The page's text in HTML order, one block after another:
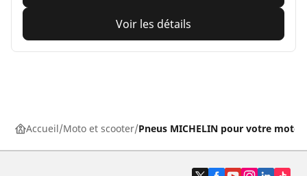
Voir les détails
Accueil Moto et scooter Pneus MICHELIN pour votre moto